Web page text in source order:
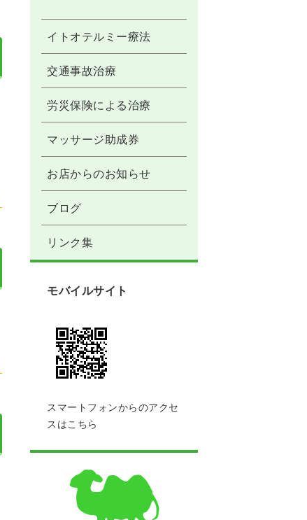
イトオテルミー療法
交通事故治療
労災保険による治療
マッサージ助成券
お店からのお知らせ
ブログ
リンク集
モバイルサイト
スマートフォンからのアクセ
スはこちら